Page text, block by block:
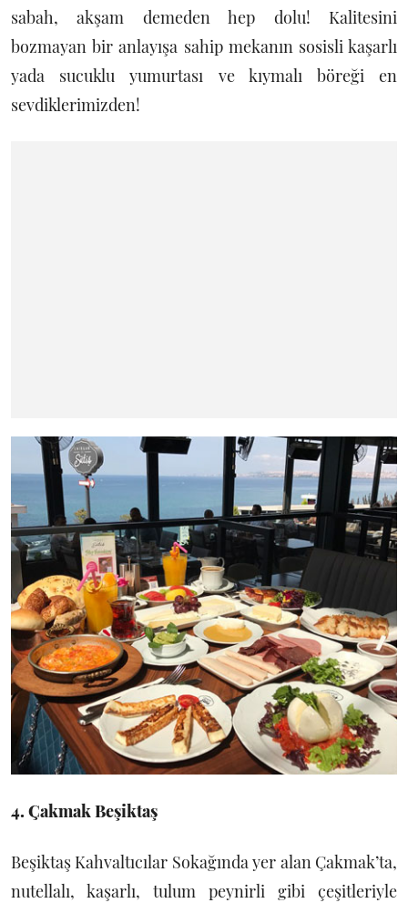
sabah, akşam demeden hep dolu! Kalitesini
bozmayan bir anlayışa sahip mekanın sosisli kaşarlı
yada sucuklu yumurtası ve kıymalı böreği en
sevdiklerimizden!
4. Çakmak Beşiktaş
Beşiktaş Kahvaltıcılar Sokağında yer alan Çakmak’ta,
nutellalı, kaşarlı, tulum peynirli gibi çeşitleriyle